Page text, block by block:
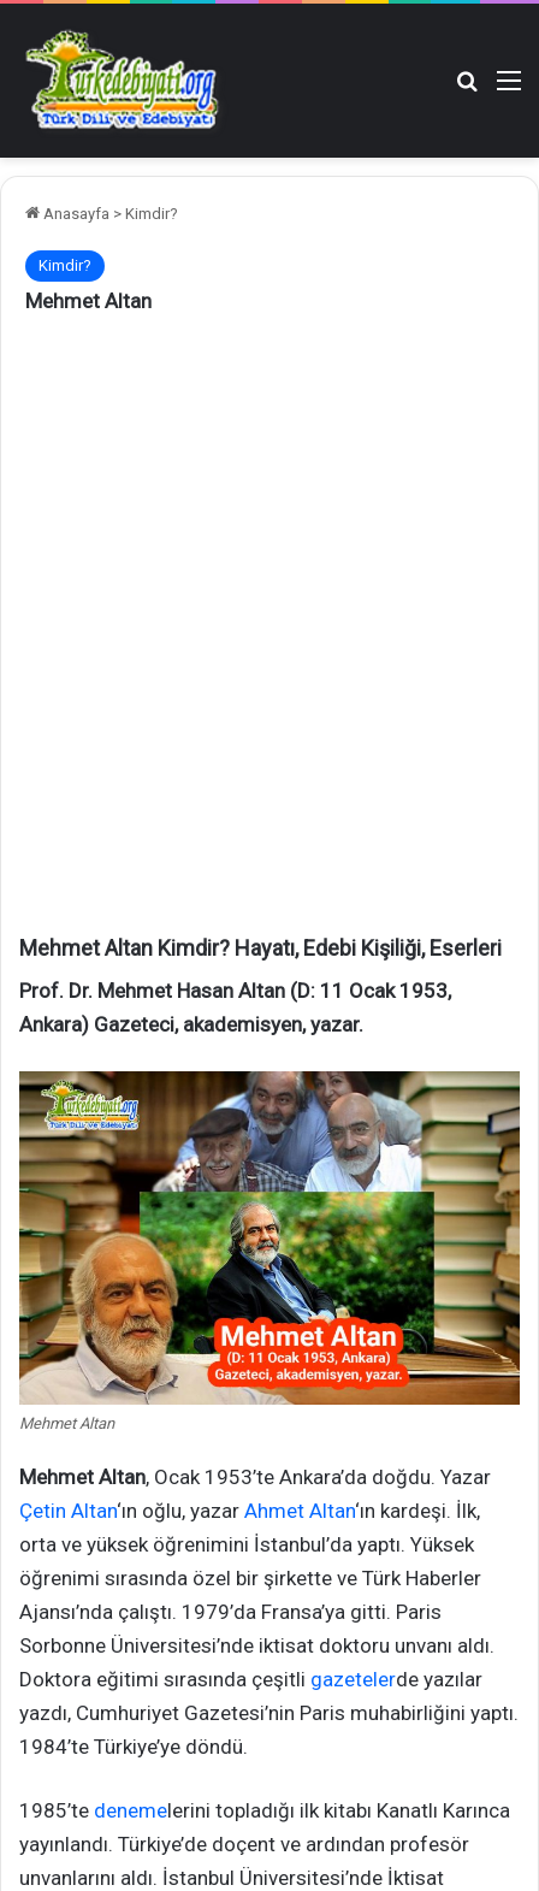
Anasayfa > Kimdir?
Kimdir?
Mehmet Altan
Mehmet Altan Kimdir? Hayatı, Edebi Kişiliği, Eserleri
Prof. Dr. Mehmet Hasan Altan (D: 11 Ocak 1953,
Ankara) Gazeteci, akademisyen, yazar.
Mehmet Altan
Mehmet Altan, Ocak 1953’te Ankara’da doğdu. Yazar
Çetin Altan‘ın oğlu, yazar Ahmet Altan‘ın kardeşi. İlk,
orta ve yüksek öğrenimini İstanbul’da yaptı. Yüksek
öğrenimi sırasında özel bir şirkette ve Türk Haberler
Ajansı’nda çalıştı. 1979’da Fransa’ya gitti. Paris
Sorbonne Üniversitesi’nde iktisat doktoru unvanı aldı.
Doktora eğitimi sırasında çeşitli gazetelerde yazılar
yazdı, Cumhuriyet Gazetesi’nin Paris muhabirliğini yaptı.
1984’te Türkiye’ye döndü.
1985’te denemelerini topladığı ilk kitabı Kanatlı Karınca
yayınlandı. Türkiye’de doçent ve ardından profesör
unvanlarını aldı. İstanbul Üniversitesi’nde İktisat